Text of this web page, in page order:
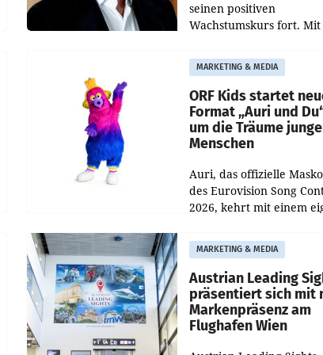
seinen positiven
Wachstumskurs fort.
und Besucher höheren
Nettoreichweite im ersten
Halbjahr 2026
MARKETING & MEDIA
ORF Kids startet
Format „Auri und
um die Träume
Menschen
Auri, das offizielle
des Eurovision Song
2026, kehrt mit einem
zurück. In der neuen
„Auri und Du“ bei ORF
steht
MARKETING & MEDIA
Austrian Leading
präsentiert sich mit
Markenpräsenz am
Flughafen Wien